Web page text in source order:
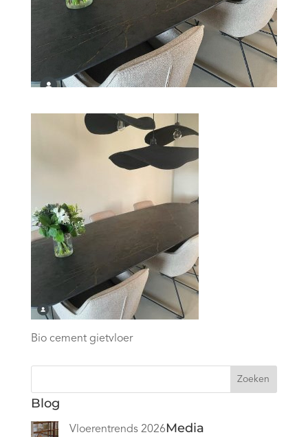
Bio cement gietvloer
Zoeken
Blog
Vloerentrends 2026Media